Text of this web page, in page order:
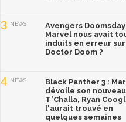
3 NEWS
Avengers Doomsday
Marvel nous avait
induits en erreur sur
Doctor Doom ?
4 NEWS
Black Panther 3 :
dévoile son nouveau
T'Challa, Ryan
l'aurait trouvé en
quelques semaines